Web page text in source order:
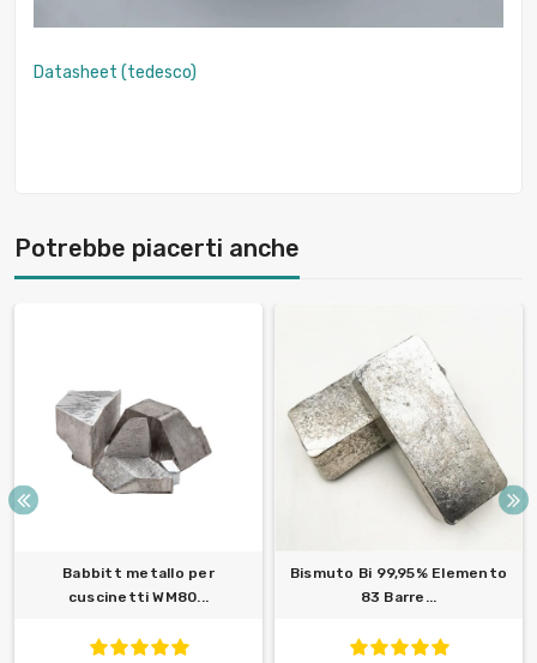
Datasheet (tedesco)
Potrebbe piacerti anche
Babbitt metallo per
cuscinetti WM80...
Bismuto Bi 99,95% Elemento
83 Barre...